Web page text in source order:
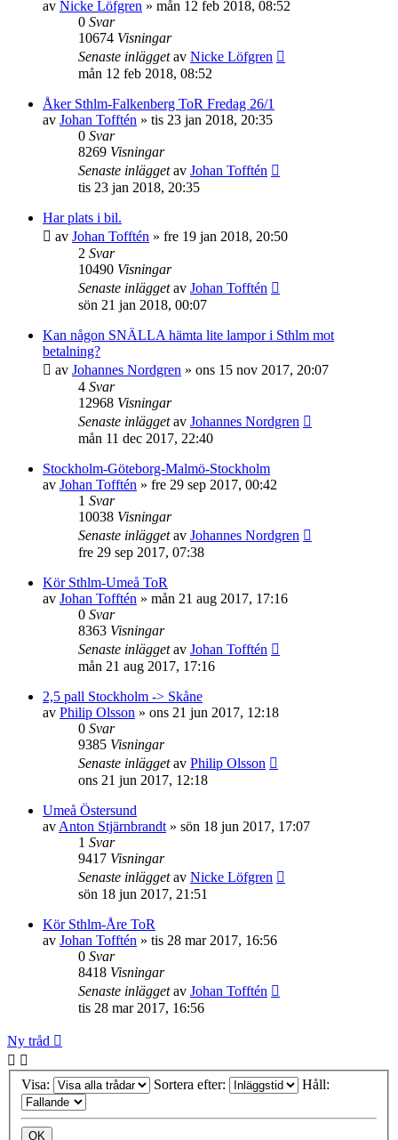
av Nicke Löfgren » mån 12 feb 2018, 08:52
0 Svar
10674 Visningar
Senaste inläggetav Nicke Löfgren
mån 12 feb 2018, 08:52
Åker Sthlm-Falkenberg ToR Fredag 26/1
av Johan Tofftén » tis 23 jan 2018, 20:35
0 Svar
8269 Visningar
Senaste inläggetav Johan Tofftén
tis 23 jan 2018, 20:35
Har plats i bil.
av Johan Tofftén » fre 19 jan 2018, 20:50
2 Svar
10490 Visningar
Senaste inläggetav Johan Tofftén
sön 21 jan 2018, 00:07
Kan någon SNÄLLA hämta lite lampor i Sthlm mot
betalning?
av Johannes Nordgren » ons 15 nov 2017, 20:07
4 Svar
12968 Visningar
Senaste inläggetav Johannes Nordgren
mån 11 dec 2017, 22:40
Stockholm-Göteborg-Malmö-Stockholm
av Johan Tofftén » fre 29 sep 2017, 00:42
1 Svar
10038 Visningar
Senaste inläggetav Johannes Nordgren
fre 29 sep 2017, 07:38
Kör Sthlm-Umeå ToR
av Johan Tofftén » mån 21 aug 2017, 17:16
0 Svar
8363 Visningar
Senaste inläggetav Johan Tofftén
mån 21 aug 2017, 17:16
2,5 pall Stockholm -> Skåne
av Philip Olsson » ons 21 jun 2017, 12:18
0 Svar
9385 Visningar
Senaste inläggetav Philip Olsson
ons 21 jun 2017, 12:18
Umeå Östersund
av Anton Stjärnbrandt » sön 18 jun 2017, 17:07
1 Svar
9417 Visningar
Senaste inläggetav Nicke Löfgren
sön 18 jun 2017, 21:51
Kör Sthlm-Åre ToR
av Johan Tofftén » tis 28 mar 2017, 16:56
0 Svar
8418 Visningar
Senaste inläggetav Johan Tofftén
tis 28 mar 2017, 16:56
Ny tråd
Visa: Sortera efter: Håll: